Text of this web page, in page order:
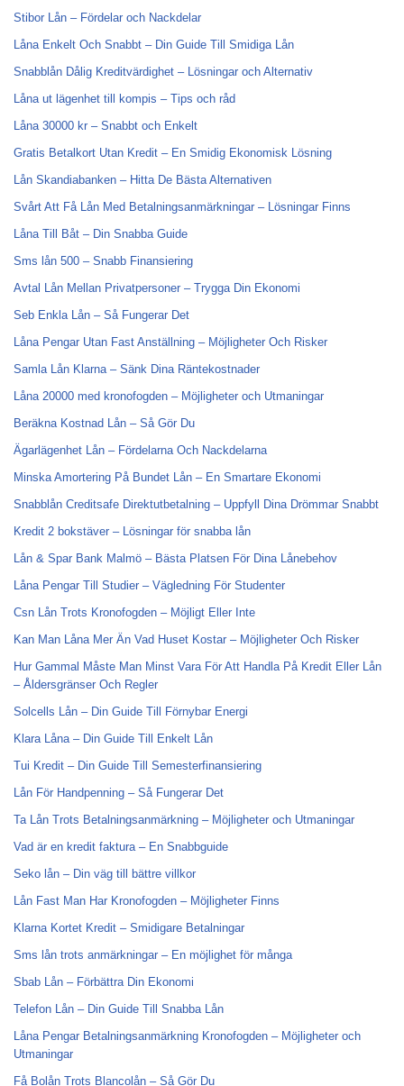
Stibor Lån – Fördelar och Nackdelar
Låna Enkelt Och Snabbt – Din Guide Till Smidiga Lån
Snabblån Dålig Kreditvärdighet – Lösningar och Alternativ
Låna ut lägenhet till kompis – Tips och råd
Låna 30000 kr – Snabbt och Enkelt
Gratis Betalkort Utan Kredit – En Smidig Ekonomisk Lösning
Lån Skandiabanken – Hitta De Bästa Alternativen
Svårt Att Få Lån Med Betalningsanmärkningar – Lösningar Finns
Låna Till Båt – Din Snabba Guide
Sms lån 500 – Snabb Finansiering
Avtal Lån Mellan Privatpersoner – Trygga Din Ekonomi
Seb Enkla Lån – Så Fungerar Det
Låna Pengar Utan Fast Anställning – Möjligheter Och Risker
Samla Lån Klarna – Sänk Dina Räntekostnader
Låna 20000 med kronofogden – Möjligheter och Utmaningar
Beräkna Kostnad Lån – Så Gör Du
Ägarlägenhet Lån – Fördelarna Och Nackdelarna
Minska Amortering På Bundet Lån – En Smartare Ekonomi
Snabblån Creditsafe Direktutbetalning – Uppfyll Dina Drömmar Snabbt
Kredit 2 bokstäver – Lösningar för snabba lån
Lån & Spar Bank Malmö – Bästa Platsen För Dina Lånebehov
Låna Pengar Till Studier – Vägledning För Studenter
Csn Lån Trots Kronofogden – Möjligt Eller Inte
Kan Man Låna Mer Än Vad Huset Kostar – Möjligheter Och Risker
Hur Gammal Måste Man Minst Vara För Att Handla På Kredit Eller Lån
– Åldersgränser Och Regler
Solcells Lån – Din Guide Till Förnybar Energi
Klara Låna – Din Guide Till Enkelt Lån
Tui Kredit – Din Guide Till Semesterfinansiering
Lån För Handpenning – Så Fungerar Det
Ta Lån Trots Betalningsanmärkning – Möjligheter och Utmaningar
Vad är en kredit faktura – En Snabbguide
Seko lån – Din väg till bättre villkor
Lån Fast Man Har Kronofogden – Möjligheter Finns
Klarna Kortet Kredit – Smidigare Betalningar
Sms lån trots anmärkningar – En möjlighet för många
Sbab Lån – Förbättra Din Ekonomi
Telefon Lån – Din Guide Till Snabba Lån
Låna Pengar Betalningsanmärkning Kronofogden – Möjligheter och
Utmaningar
Få Bolån Trots Blancolån – Så Gör Du